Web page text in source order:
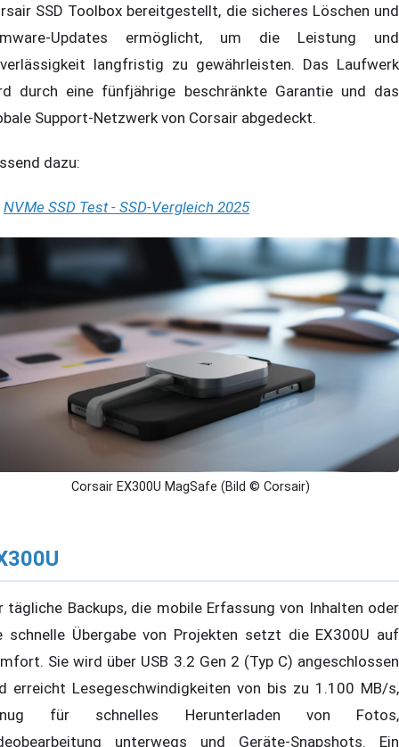
SSD Toolbox bereitgestellt, die sicheres Löschen und
Updates ermöglicht, um die Leistung und
langfristig zu gewährleisten. Das Laufwerk
durch eine fünfjährige beschränkte Garantie und das
Support-Netzwerk von Corsair abgedeckt.
dazu:
NVMe SSD Test - SSD-Vergleich 2025
Corsair EX300U MagSafe (Bild © Corsair)
tägliche Backups, die mobile Erfassung von Inhalten oder
schnelle Übergabe von Projekten setzt die EX300U auf
Sie wird über USB 3.2 Gen 2 (Typ C) angeschlossen
erreicht Lesegeschwindigkeiten von bis zu 1.100 MB/s,
für schnelles Herunterladen von Fotos,
unterwegs und Geräte-Snapshots. Ein